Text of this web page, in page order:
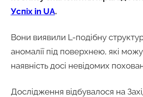
Успіх in UA.
Вони виявили L-подібну
аномалії під поверхнею, які
наявність досі невідомих
Дослідження відбувалося на